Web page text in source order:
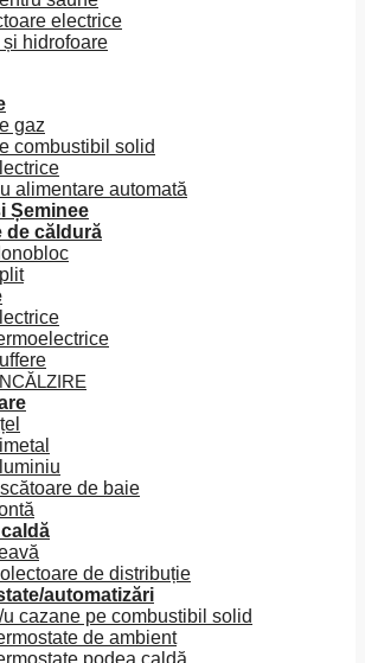
electrice
și hidrofoare
gaz
combustibil solid
alimentare automată
Șeminee
de căldură
de baie
de distribuție
automatizări
u cazane pe combustibil solid
de ambient
podea caldă